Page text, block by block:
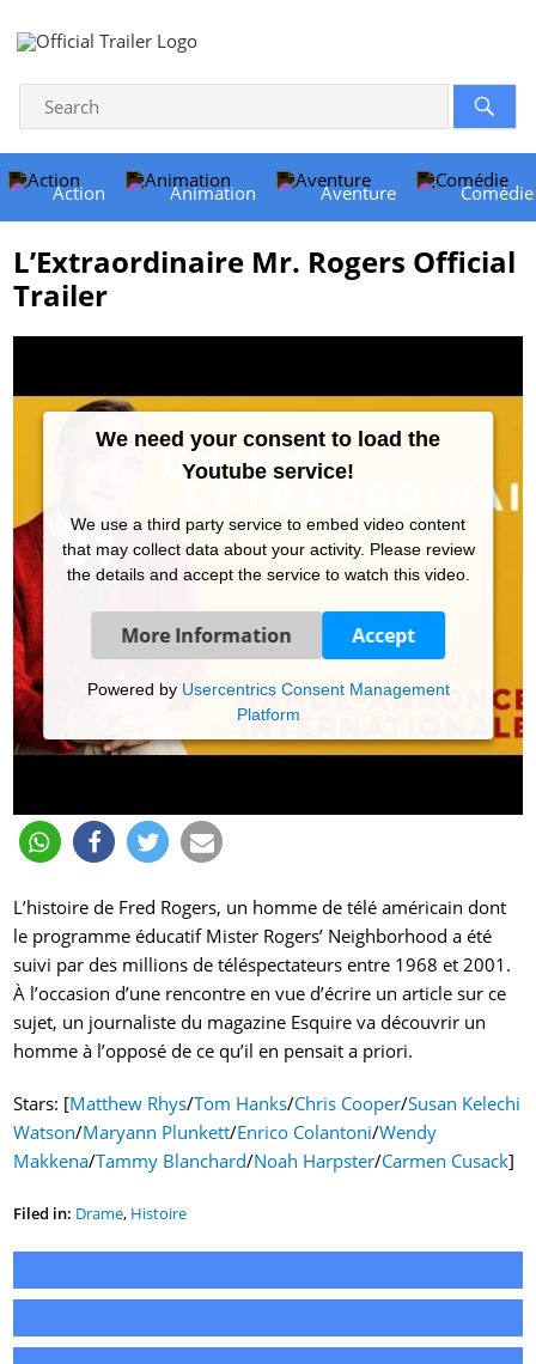
Action Animation Aventure Comédie
L’Extraordinaire Mr. Rogers Official
Trailer
We need your consent to load the
Youtube service!
We use a third party service to embed video content
that may collect data about your activity. Please review
the details and accept the service to watch this video.
More Information Accept
Powered by Usercentrics Consent Management
Platform
L’histoire de Fred Rogers, un homme de télé américain dont
le programme éducatif Mister Rogers’ Neighborhood a été
suivi par des millions de téléspectateurs entre 1968 et 2001.
À l’occasion d’une rencontre en vue d’écrire un article sur ce
sujet, un journaliste du magazine Esquire va découvrir un
homme à l’opposé de ce qu’il en pensait a priori.
Stars: [Matthew Rhys/Tom Hanks/Chris Cooper/Susan Kelechi
Watson/Maryann Plunkett/Enrico Colantoni/Wendy
Makkena/Tammy Blanchard/Noah Harpster/Carmen Cusack]
Filed in: Drame, Histoire